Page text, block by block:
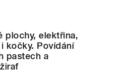
plochy, elektřina,
kočky. Povídání
pastech a